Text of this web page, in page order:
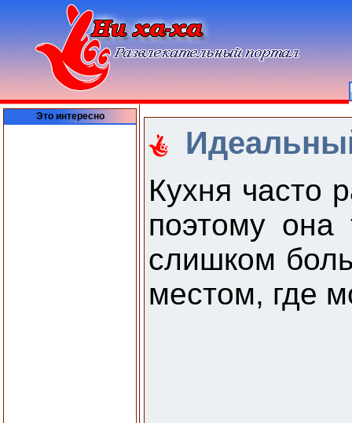
Это интересно
Кухня часто
поэтому она
слишком
местом, где